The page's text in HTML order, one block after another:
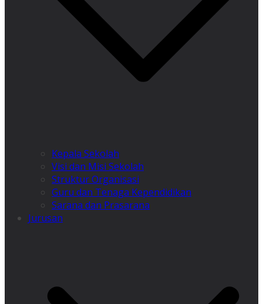
Kepala Sekolah
Visi dan Misi Sekolah
Struktur Organisasi
Guru dan Tenaga Kependidikan
Sarana dan Prasarana
Jurusan